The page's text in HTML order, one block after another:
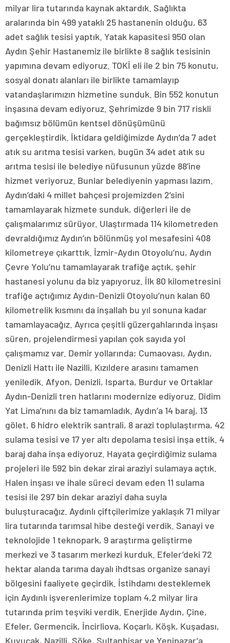
milyar lira tutarında kaynak aktardık. Sağlıkta
aralarında bin 499 yataklı 25 hastanenin olduğu, 63
adet sağlık tesisi yaptık. Yatak kapasitesi 950 olan
Aydın Şehir Hastanemiz ile birlikte 8 sağlık tesisinin
yapımına devam ediyoruz. TOKİ eli ile 2 bin 75 konutu,
sosyal donatı alanları ile birlikte tamamlayıp
vatandaşlarımızın hizmetine sunduk. Bin 552 konutun
inşasına devam ediyoruz. Şehrimizde 9 bin 717 riskli
bağımsız bölümün kentsel dönüşümünü
gerçekleştirdik. İktidara geldiğimizde Aydın’da 7 adet
atık su arıtma tesisi varken, bugün 34 adet atık su
arıtma tesisi ile belediye nüfusunun yüzde 88’ine
hizmet veriyoruz. Bunlar belediyenin yapması lazım.
Aydın’daki 4 millet bahçesi projemizden 2’sini
tamamlayarak hizmete sunduk, diğerleri ile de
çalışmalarımız sürüyor. Ulaştırmada 114 kilometreden
devraldığımız Aydın’ın bölünmüş yol mesafesini 408
kilometreye çıkarttık. İzmir-Aydın Otoyolu’nu, Aydın
Çevre Yolu’nu tamamlayarak trafiğe açtık, şehir
hastanesi yolunu da biz yapıyoruz. İlk 80 kilometresini
trafiğe açtığımız Aydın-Denizli Otoyolu’nun kalan 60
kilometrelik kısmını da inşallah bu yıl sonuna kadar
tamamlayacağız. Ayrıca çeşitli güzergahlarında inşası
süren, projelendirmesi yapılan çok sayıda yol
çalışmamız var. Demir yollarında; Cumaovası, Aydın,
Denizli Hattı ile Nazilli, Kızıldere arasını tamamen
yeniledik. Afyon, Denizli, Isparta, Burdur ve Ortaklar
Aydın-Denizli tren hatlarını modernize ediyoruz. Didim
Yat Lima’nını da biz tamamladık. Aydın’a 14 baraj, 13
gölet, 6 hidro elektrik santrali, 8 arazi toplulaştırma, 42
sulama tesisi ve 17 yer altı depolama tesisi inşa ettik. 4
baraj daha inşa ediyoruz. Hayata geçirdiğimiz sulama
projeleri ile 592 bin dekar zirai araziyi sulamaya açtık.
Halen inşası ve ihale süreci devam eden 11 sulama
tesisi ile 297 bin dekar araziyi daha suyla
buluşturacağız. Aydınlı çiftçilerimize yaklaşık 71 milyar
lira tutarında tarımsal hibe desteği verdik. Sanayi ve
teknolojide 1 teknopark, 9 araştırma geliştirme
merkezi ve 3 tasarım merkezi kurduk. Efeler’deki 72
hektar alanda tarıma dayalı ihdtsas organize sanayi
bölgesini faaliyete geçirdik. İstihdamı desteklemek
için Aydınlı işverenlerimize toplam 4,2 milyar lira
tutarında prim teşviki verdik. Enerjide Aydın, Çine,
Efeler, Germencik, İncirliova, Koçarlı, Köşk, Kuşadası,
Kuyucak, Nazilli, Söke, Sultanhisar ve Yenipazar’a